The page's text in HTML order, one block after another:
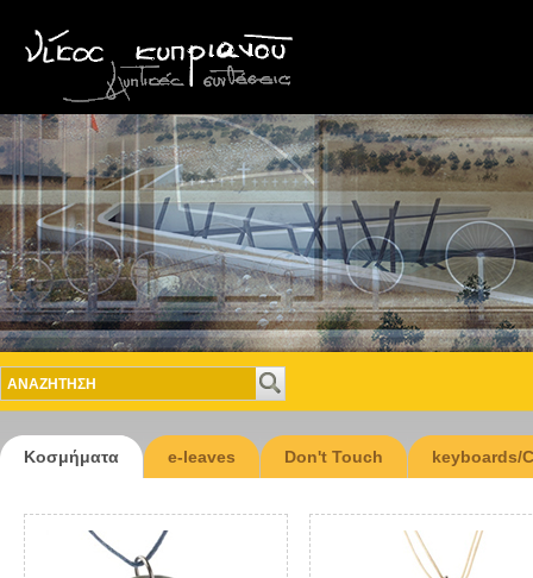
Κοσμήματα e-leaves Don't Touch keyboards/